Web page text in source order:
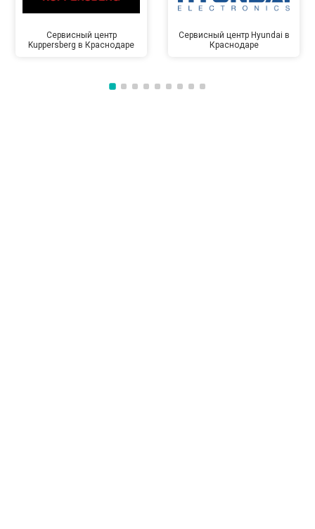
Сервисный центр
Kuppersberg в Краснодаре
Сервисный центр Hyundai в
Краснодаре